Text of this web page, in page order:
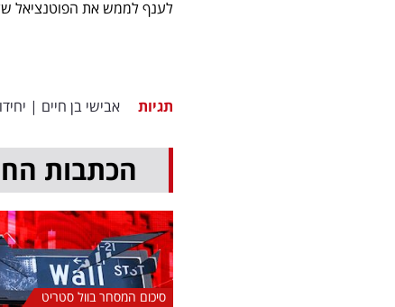
לענף לממש את הפוטנציאל
תגיות אבישי בן חיים |
הכתבות
סיכום המסחר בוול סטריט